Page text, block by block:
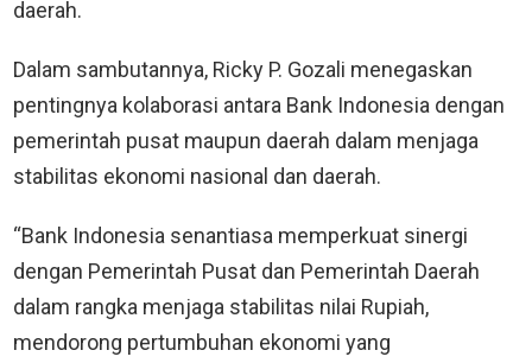
daerah.
Dalam sambutannya, Ricky P. Gozali menegaskan
pentingnya kolaborasi antara Bank Indonesia dengan
pemerintah pusat maupun daerah dalam menjaga
stabilitas ekonomi nasional dan daerah.
“Bank Indonesia senantiasa memperkuat sinergi
dengan Pemerintah Pusat dan Pemerintah Daerah
dalam rangka menjaga stabilitas nilai Rupiah,
mendorong pertumbuhan ekonomi yang